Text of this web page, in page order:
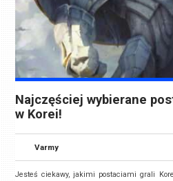
Najczęściej wybierane
w Korei!
Varmy
Jesteś ciekawy, jakimi postaciami grali